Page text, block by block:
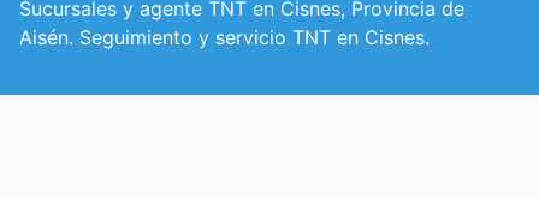
Sucursales y agente TNT en Cisnes, Provincia de
Aisén. Seguimiento y servicio TNT en Cisnes.